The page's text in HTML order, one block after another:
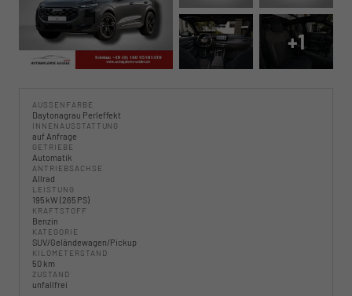
+1
AUSSENFARBE
Daytonagrau Perleffekt
INNENAUSSTATTUNG
auf Anfrage
GETRIEBE
Automatik
ANTRIEBSACHSE
Allrad
LEISTUNG
195 kW (265 PS)
KRAFTSTOFF
Benzin
KATEGORIE
SUV/Geländewagen/Pickup
KILOMETERSTAND
50 km
ZUSTAND
unfallfrei